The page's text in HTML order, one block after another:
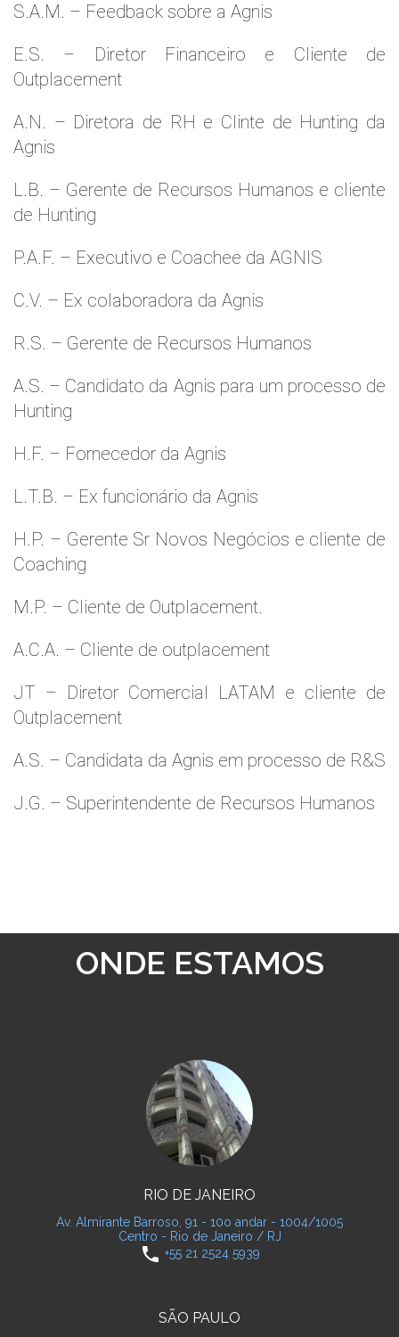
S.A.M. – Feedback sobre a Agnis
E.S. – Diretor Financeiro e Cliente de
Outplacement
A.N. – Diretora de RH e Clinte de Hunting da
Agnis
L.B. – Gerente de Recursos Humanos e cliente
de Hunting
P.A.F. – Executivo e Coachee da AGNIS
C.V. – Ex colaboradora da Agnis
R.S. – Gerente de Recursos Humanos
A.S. – Candidato da Agnis para um processo de
Hunting
H.F. – Fornecedor da Agnis
L.T.B. – Ex funcionário da Agnis
H.P. – Gerente Sr Novos Negócios e cliente de
Coaching
M.P. – Cliente de Outplacement.
A.C.A. – Cliente de outplacement
JT – Diretor Comercial LATAM e cliente de
Outplacement
A.S. – Candidata da Agnis em processo de R&S
J.G. – Superintendente de Recursos Humanos
ONDE ESTAMOS
RIO DE JANEIRO
Av. Almirante Barroso, 91 - 10o andar - 1004/1005
Centro - Rio de Janeiro / RJ
phone +55 21 2524 5939
SÃO PAULO